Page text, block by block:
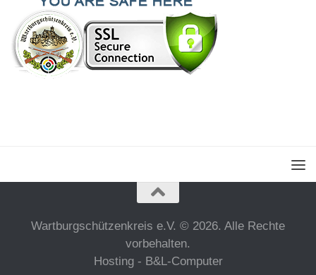
Wartburgschützenkreis e.V. © 2026. Alle Rechte
vorbehalten.
Hosting - B&L-Computer